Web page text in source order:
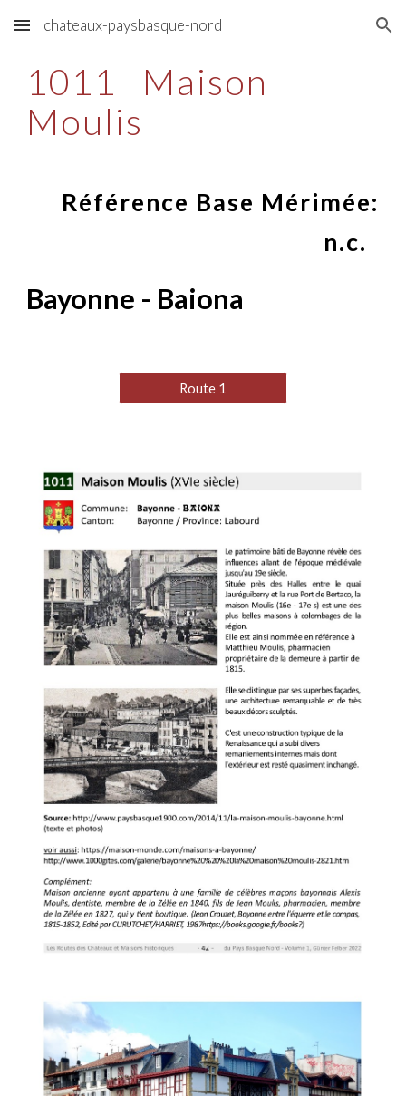
Skip to main content Skip to navigation
chateaux-paysbasque-nord
1011
Maison
Moulis
Référence Base Mérimée:
n.c.
Bayonne - Baiona
Route 1